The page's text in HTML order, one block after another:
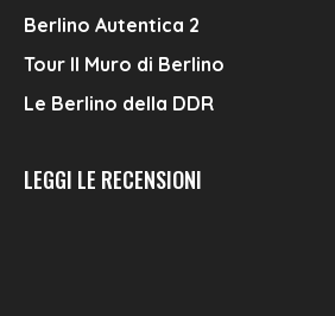
Berlino Autentica 2
Tour Il Muro di Berlino
Le Berlino della DDR
LEGGI LE RECENSIONI